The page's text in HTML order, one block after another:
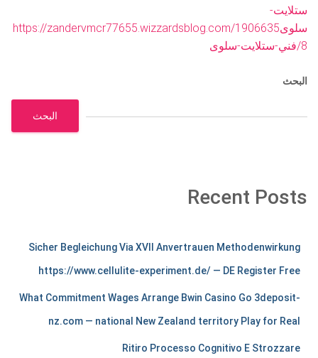
ستلايت-
سلوىhttps://zandervmcr77655.wizzardsblog.com/1906635
8/فني-ستلايت-سلوى
البحث
البحث
Recent Posts
e
c
h
Sicher Begleichung Via XVII Anvertrauen Methodenwirkung
https://www.cellulite-experiment.de/ — DE Register Free
What Commitment Wages Arrange Bwin Casino Go 3deposit-
nz.com — national New Zealand territory Play for Real
Ritiro Processo Cognitivo E Strozzare